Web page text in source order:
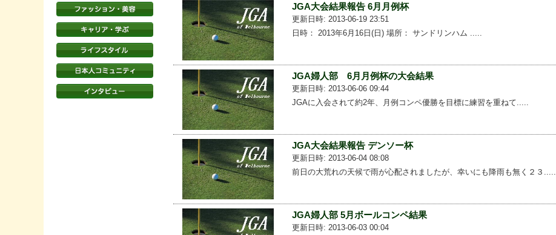
JGA大会結果報告 6月月例杯
更新日時: 2013-06-19 23:51
日時： 2013年6月16日(日) 場所： サンドリンハム .....
JGA婦人部 6月月例杯の大会結果
更新日時: 2013-06-06 09:44
JGAに入会されて約2年、月例コンペ優勝を目標に練習を重ねて.....
JGA大会結果報告 デンソー杯
更新日時: 2013-06-04 08:08
前日の大荒れの天候で雨が心配されましたが、幸いにも降雨も無く２３.....
JGA婦人部 5月ボールコンペ結果
更新日時: 2013-06-03 00:04